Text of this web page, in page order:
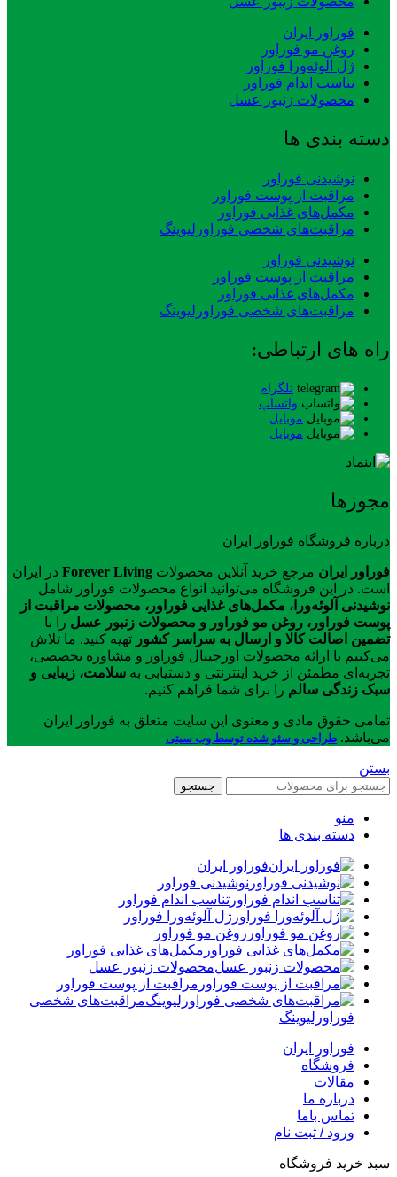
فوراور ایران
روغن مو فوراور
ژل آلوئه‌ورا فوراور
تناسب اندام فوراور
محصولات زنبور عسل
دسته بندی ها
نوشیدنی فوراور
مراقبت از پوست فوراور
مکمل‌های غذایی فوراور
مراقبت‌های شخصی فوراورلیوینگ
نوشیدنی فوراور
مراقبت از پوست فوراور
مکمل‌های غذایی فوراور
مراقبت‌های شخصی فوراورلیوینگ
راه های ارتباطی:
تلگرام
واتساپ
موبایل
موبایل
مجوزها
درباره فروشگاه فوراور ایران
فوراور ایران مرجع خرید آنلاین محصولات Forever Living در ایران
است. در این فروشگاه می‌توانید انواع محصولات فوراور شامل
نوشیدنی آلوئه‌ورا، مکمل‌های غذایی فوراور، محصولات مراقبت از
پوست فوراور، روغن مو فوراور و محصولات زنبور عسل را با
تضمین اصالت کالا و ارسال به سراسر کشور تهیه کنید. ما تلاش
می‌کنیم با ارائه محصولات اورجینال فوراور و مشاوره تخصصی،
تجربه‌ای مطمئن از خرید اینترنتی و دستیابی به سلامت، زیبایی و
سبک زندگی سالم را برای شما فراهم کنیم.
تمامی حقوق مادی و معنوی این سایت متعلق به فوراور ایران
می‌باشد. طراحی و سئو شده توسط وب سیتی
بستن
جستجو
منو
دسته بندی ها
فوراور ایران
نوشیدنی فوراور
تناسب اندام فوراور
ژل آلوئه‌ورا فوراور
روغن مو فوراور
مکمل‌های غذایی فوراور
محصولات زنبور عسل
مراقبت از پوست فوراور
مراقبت‌های شخصی
فوراورلیوینگ
فوراور ایران
فروشگاه
مقالات
درباره ما
تماس باما
ورود / ثبت نام
سبد خرید فروشگاه